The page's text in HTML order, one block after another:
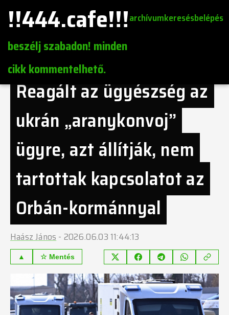
!!444.cafe!!!
beszélj szabadon! minden
cikk kommentelhető.
archívumkeresésbelépés
Reagált az ügyészség az
ukrán „aranykonvoj”
ügyre, azt állítják, nem
tartottak kapcsolatot az
Orbán-kormánnyal
Haász János- 2026.06.03 11:44:13
▲ ☆ Mentés